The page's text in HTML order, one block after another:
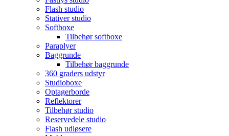
Flash studio
Stativer studio
Softboxe
Tilbehør softboxe
Paraplyer
Baggrunde
Tilbehør baggrunde
360 graders udstyr
Studioboxe
Optagerborde
Reflektorer
Tilbehør studio
Reservedele studio
Flash udløsere